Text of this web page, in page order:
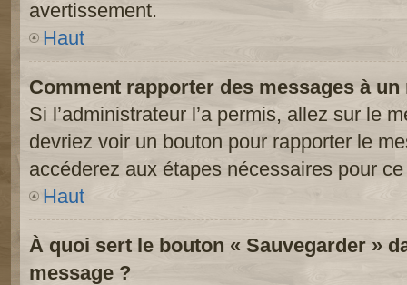
avertissement.
Haut
Comment rapporter des messages à
Si l’administrateur l’a permis, allez sur le
devriez voir un bouton pour rapporter le
accéderez aux étapes nécessaires pour
Haut
À quoi sert le bouton « Sauvegarder »
message ?